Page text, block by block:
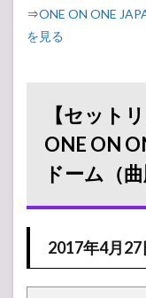
2.2
2017
ーム
2.3
年4月
(日) 東
⇒ONE ON ONE
を見る
【セット
ONE ON
ドーム（曲
2017年4月